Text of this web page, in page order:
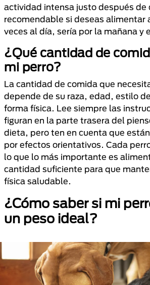
actividad intensa justo después de
recomendable si deseas alimentar
veces al día, sería por la mañana y
¿Qué cantidad de
mi perro?
La cantidad de comida que
depende de su raza, edad, estilo
forma física. Lee siempre las
figuran en la parte trasera del
dieta, pero ten en cuenta que
por efectos orientativos. Cada
lo que lo más importante es
cantidad suficiente para que
física saludable.
¿Cómo saber si mi
un peso ideal?